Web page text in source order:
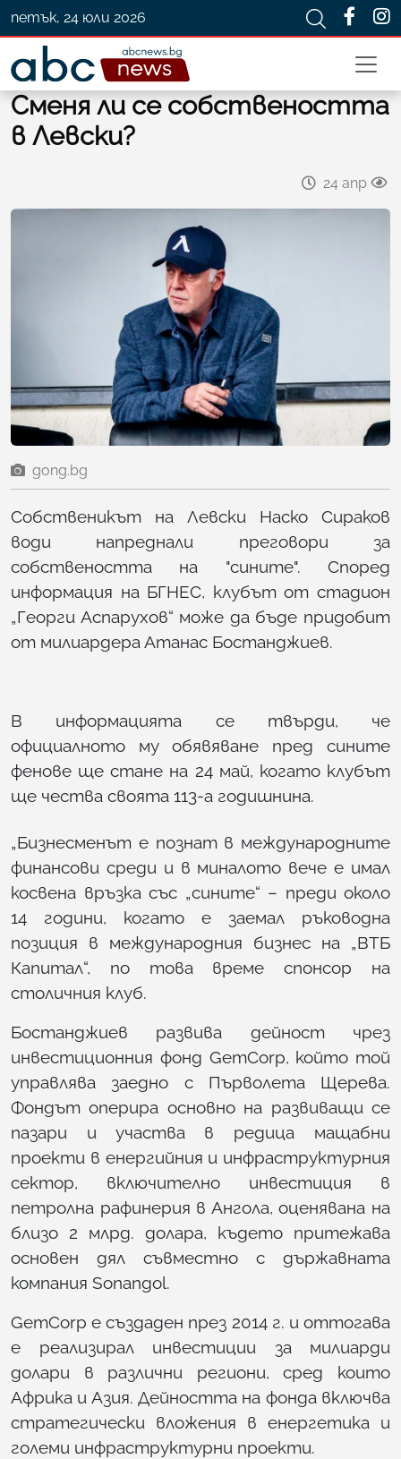
петък, 24 юли 2026
Сменя ли се собствеността
в Левски?
24 апр
gong.bg
Собственикът на Левски Наско Сираков
води напреднали преговори за
собствеността на "сините". Според
информация на БГНЕС, клубът от стадион
„Георги Аспарухов“ може да бъде придобит
от милиардера Атанас Бостанджиев.
В информацията се твърди, че
официалното му обявяване пред сините
фенове ще стане на 24 май, когато клубът
ще чества своята 113-а годишнина.
„Бизнесменът е познат в международните
финансови среди и в миналото вече е имал
косвена връзка със „сините“ – преди около
14 години, когато е заемал ръководна
позиция в международния бизнес на „ВТБ
Капитал“, по това време спонсор на
столичния клуб.
Бостанджиев развива дейност чрез
инвестиционния фонд GemCorp, който той
управлява заедно с Първолета Щерева.
Фондът оперира основно на развиващи се
пазари и участва в редица мащабни
проекти в енергийния и инфраструктурния
сектор, включително инвестиция в
петролна рафинерия в Ангола, оценявана на
близо 2 млрд. долара, където притежава
основен дял съвместно с държавната
компания Sonangol.
GemCorp е създаден през 2014 г. и оттогава
е реализирал инвестиции за милиарди
долари в различни региони, сред които
Африка и Азия. Дейността на фонда включва
стратегически вложения в енергетика и
големи инфраструктурни проекти.